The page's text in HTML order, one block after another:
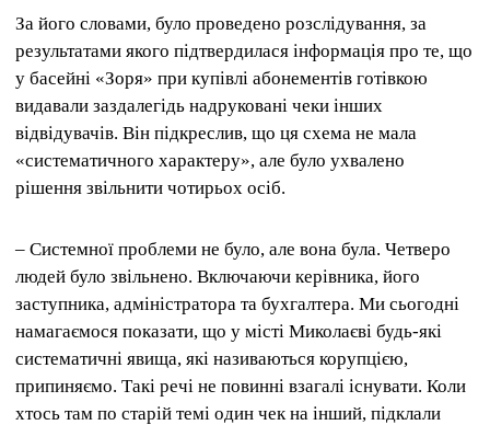
За його словами, було проведено розслідування, за
результатами якого підтвердилася інформація про те, що
у басейні «Зоря» при купівлі абонементів готівкою
видавали заздалегідь надруковані чеки інших
відвідувачів. Він підкреслив, що ця схема не мала
«систематичного характеру», але було ухвалено
рішення звільнити чотирьох осіб.
– Системної проблеми не було, але вона була. Четверо
людей було звільнено. Включаючи керівника, його
заступника, адміністратора та бухгалтера. Ми сьогодні
намагаємося показати, що у місті Миколаєві будь-які
систематичні явища, які називаються корупцією,
припиняємо. Такі речі не повинні взагалі існувати. Коли
хтось там по старій темі один чек на інший, підклали